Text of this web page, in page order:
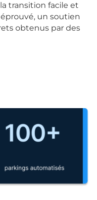
transition facile et
un soutien
obtenus par des